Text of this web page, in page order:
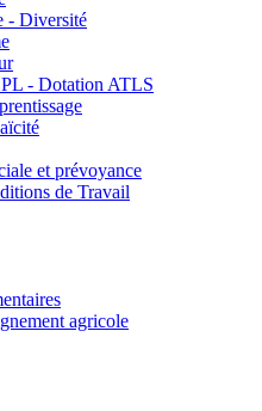
- Diversité
- Dotation ATLS
et prévoyance
de Travail
agricole